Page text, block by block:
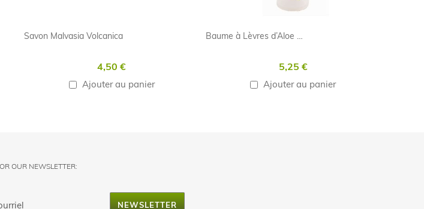
Savon Malvasia Volcanica
4,50 €
Ajouter au panier
Baume à Lèvres d’Aloe vera
5,25 €
Ajouter au panier
OUR NEWSLETTER:
NEWSLETTER